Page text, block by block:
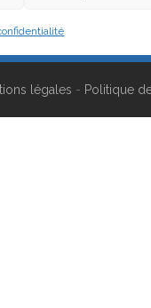
légales - Politique